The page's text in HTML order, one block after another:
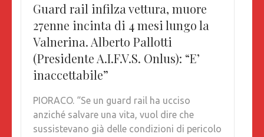
Guard rail infilza vettura, muore
27enne incinta di 4 mesi lungo la
Valnerina. Alberto Pallotti
(Presidente A.I.F.V.S. Onlus): “E’
inaccettabile”
PIORACO. “Se un guard rail ha ucciso
anziché salvare una vita, vuol dire che
sussistevano già delle condizioni di pericolo